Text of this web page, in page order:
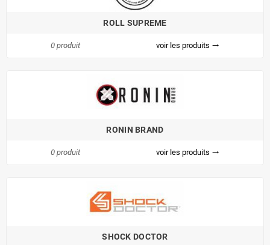
ROLL SUPREME
0 produit voir les produits trending_flat
RONIN BRAND
0 produit voir les produits trending_flat
SHOCK DOCTOR